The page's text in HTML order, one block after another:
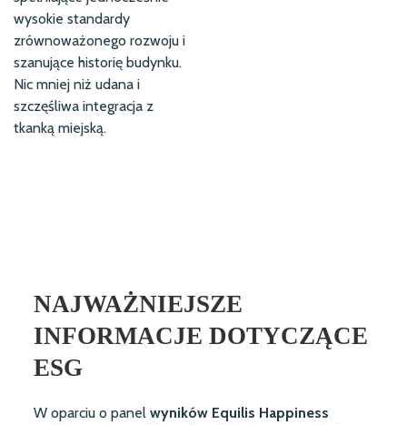
wysokie standardy
zrównoważonego rozwoju i
szanujące historię budynku.
Nic mniej niż udana i
szczęśliwa integracja z
tkanką miejską.
NAJWAŻNIEJSZE
INFORMACJE DOTYCZĄCE
ESG
W oparciu o panelwyników Equilis Happiness